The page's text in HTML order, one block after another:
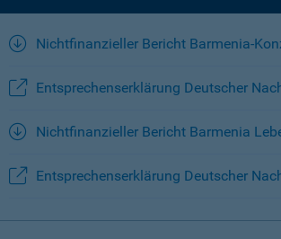
Nichtfinanzieller Bericht Barmenia-
Entsprechenserklärung Deutscher
Nichtfinanzieller Bericht Barmenia
Entsprechenserklärung Deutscher